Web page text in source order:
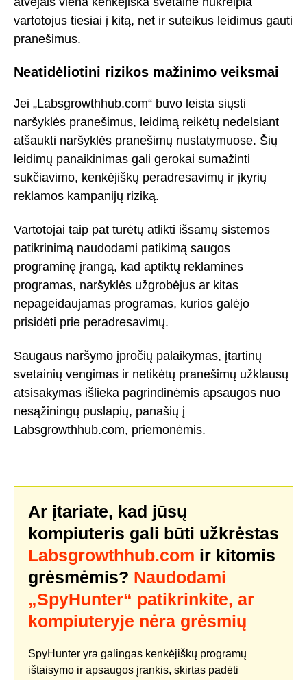
vartotojus tiesiai į kitą, net ir suteikus leidimus gauti
pranešimus.
Neatidėliotini rizikos mažinimo veiksmai
Jei „Labsgrowthhub.com“ buvo leista siųsti
naršyklės pranešimus, leidimą reikėtų nedelsiant
atšaukti naršyklės pranešimų nustatymuose. Šių
leidimų panaikinimas gali gerokai sumažinti
sukčiavimo, kenkėjiškų peradresavimų ir įkyrių
reklamos kampanijų riziką.
Vartotojai taip pat turėtų atlikti išsamų sistemos
patikrinimą naudodami patikimą saugos
programinę įrangą, kad aptiktų reklamines
programas, naršyklės užgrobėjus ar kitas
nepageidaujamas programas, kurios galėjo
prisidėti prie peradresavimų.
Saugaus naršymo įpročių palaikymas, įtartinų
svetainių vengimas ir netikėtų pranešimų užklausų
atsisakymas išlieka pagrindinėmis apsaugos nuo
nesąžiningų puslapių, panašių į
Labsgrowthhub.com, priemonėmis.
Ar įtariate, kad jūsų
kompiuteris gali būti užkrėstas
Labsgrowthhub.com ir kitomis
grėsmėmis? Naudodami
„SpyHunter“ patikrinkite, ar
kompiuteryje nėra grėsmių
SpyHunter yra galingas kenkėjiškų programų
ištaisymo ir apsaugos įrankis, skirtas padėti